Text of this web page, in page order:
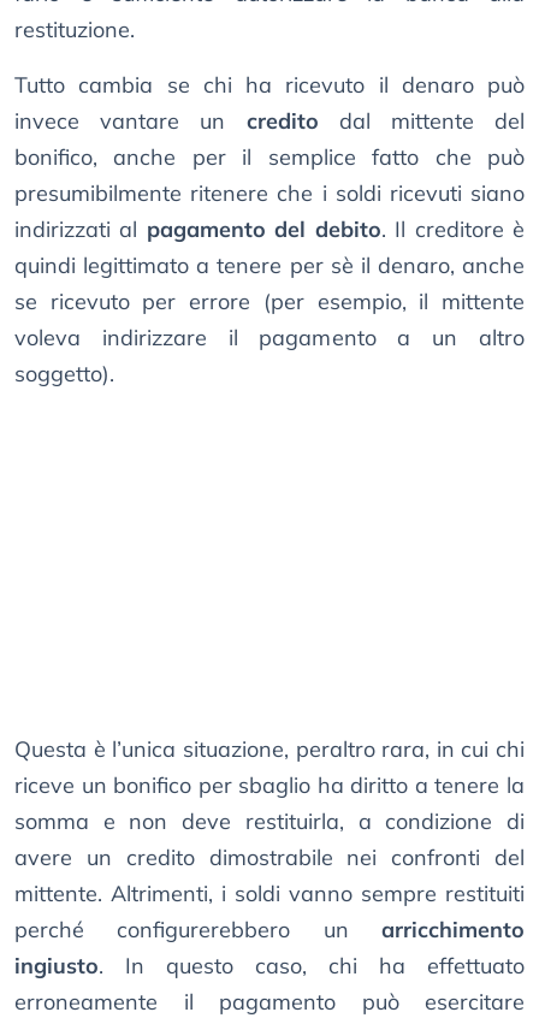
restituzione.
Tutto cambia se chi ha ricevuto il denaro può
invece vantare un credito dal mittente del
bonifico, anche per il semplice fatto che può
presumibilmente ritenere che i soldi ricevuti siano
indirizzati al pagamento del debito. Il creditore è
quindi legittimato a tenere per sè il denaro, anche
se ricevuto per errore (per esempio, il mittente
voleva indirizzare il pagamento a un altro
soggetto).
Questa è l’unica situazione, peraltro rara, in cui chi
riceve un bonifico per sbaglio ha diritto a tenere la
somma e non deve restituirla, a condizione di
avere un credito dimostrabile nei confronti del
mittente. Altrimenti, i soldi vanno sempre restituiti
perché configurerebbero un arricchimento
ingiusto. In questo caso, chi ha effettuato
erroneamente il pagamento può esercitare